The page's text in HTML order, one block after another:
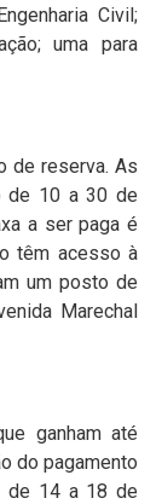
Civil;
uma para
de reserva. As
de 10 a 30 de
a ser paga é
têm acesso à
um posto de
Marechal
ganham até
do pagamento
de 14 a 18 de